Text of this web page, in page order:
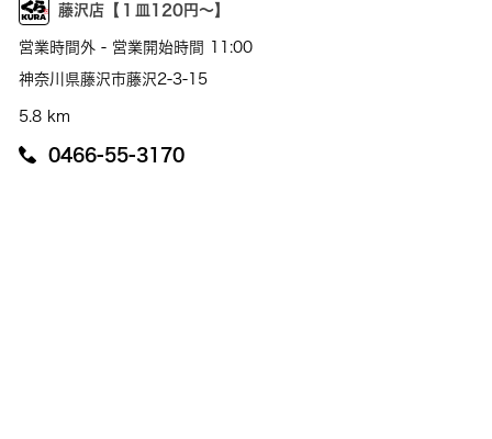
藤沢店【１皿120円～】
営業時間外 - 営業開始時間 11:00
神奈川県藤沢市藤沢2-3-15
5.8 km
0466-55-3170